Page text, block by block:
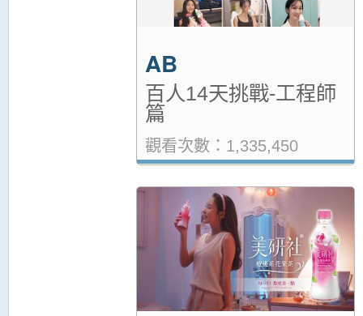
AB
百人14天挑戰-工程師
篇
觀看次數：1,335,450